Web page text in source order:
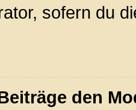
sofern du
den